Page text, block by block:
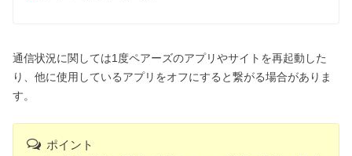
通信状況に関しては1度ペアーズのアプリやサイトを再起動した
り、他に使用しているアプリをオフにすると繋がる場合がありま
す。
ポイント